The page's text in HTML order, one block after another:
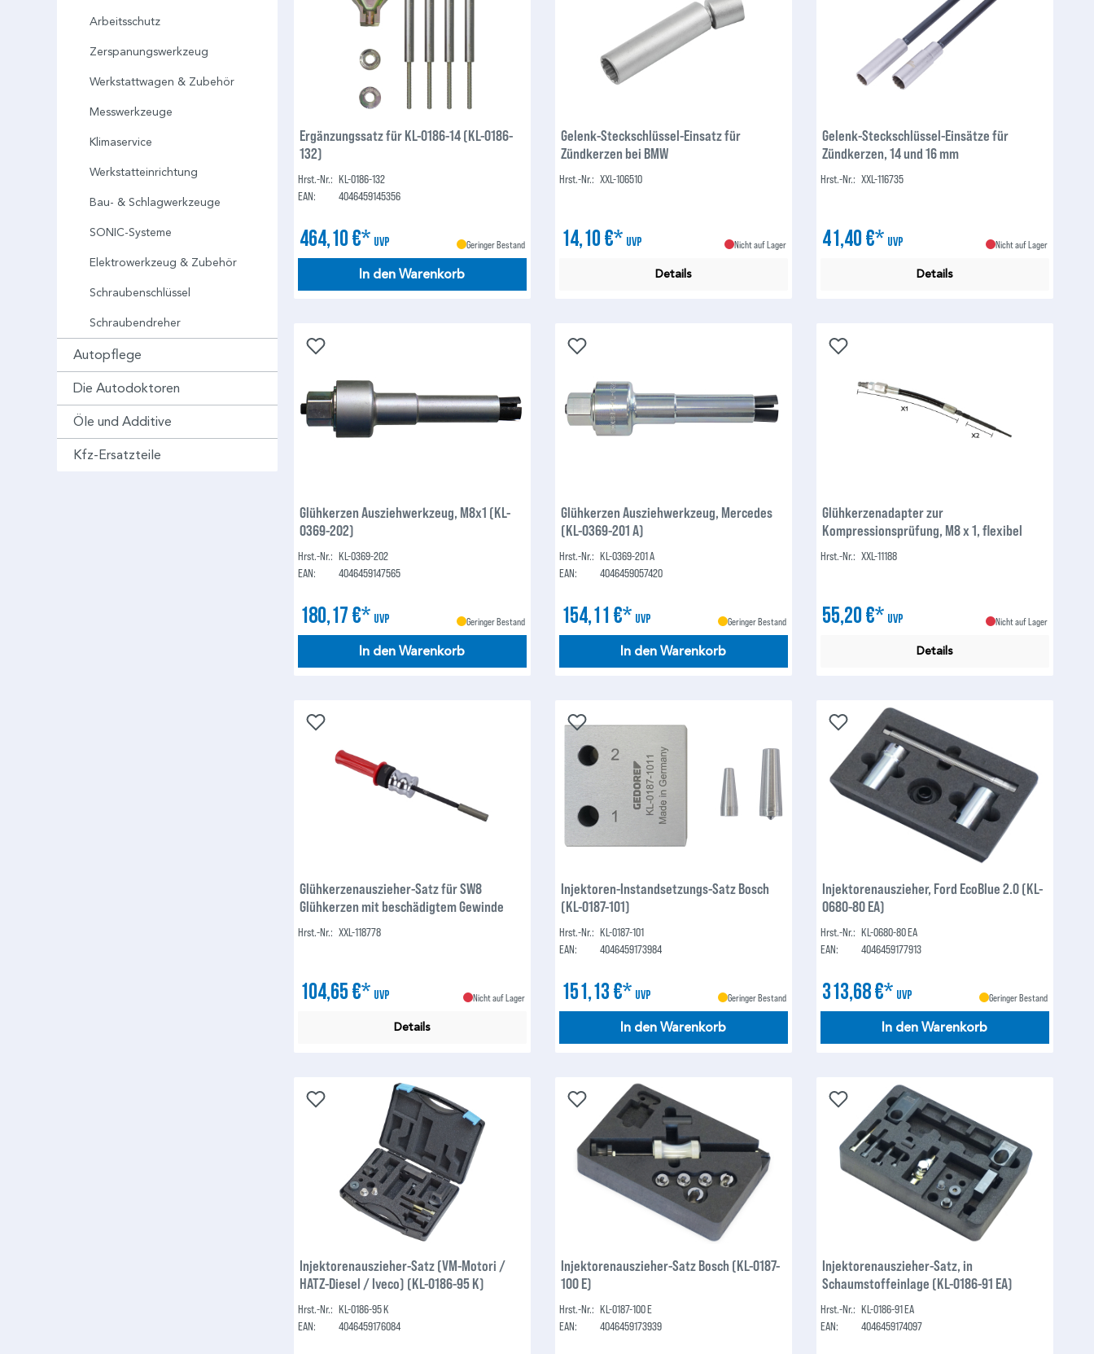
Arbeitsschutz
Zerspanungswerkzeug
Werkstattwagen & Zubehör
Messwerkzeuge
Klimaservice
Werkstatteinrichtung
Bau- & Schlagwerkzeuge
SONIC-Systeme
Elektrowerkzeug & Zubehör
Schraubenschlüssel
Schraubendreher
Autopflege
Die Autodoktoren
Öle und Additive
Kfz-Ersatzteile
Ergänzungssatz für KL-0186-14 (KL-0186-
132)
Hrst.-Nr.: KL-0186-132
EAN:
4046459145356
464,10 €* UVP Geringer Bestand
In den Warenkorb
Gelenk-Steckschlüssel-Einsatz für
Zündkerzen bei BMW
Hrst.-Nr.: XXL-106510
14,10 €* UVP Nicht auf Lager
Details
Gelenk-Steckschlüssel-Einsätze für
Zündkerzen, 14 und 16 mm
Hrst.-Nr.: XXL-116735
41,40 €* UVP Nicht auf Lager
Details
Glühkerzen Ausziehwerkzeug, M8x1 (KL-
0369-202)
Hrst.-Nr.: KL-0369-202
EAN:
4046459147565
180,17 €* UVP Geringer Bestand
In den Warenkorb
Glühkerzen Ausziehwerkzeug, Mercedes
(KL-0369-201 A)
Hrst.-Nr.: KL-0369-201 A
EAN:
4046459057420
154,11 €* UVP Geringer Bestand
In den Warenkorb
Glühkerzenadapter zur
Kompressionsprüfung, M8 x 1, flexibel
Hrst.-Nr.: XXL-11188
55,20 €* UVP Nicht auf Lager
Details
Glühkerzenauszieher-Satz für SW8
Glühkerzen mit beschädigtem Gewinde
Hrst.-Nr.: XXL-118778
104,65 €* UVP Nicht auf Lager
Details
Injektoren-Instandsetzungs-Satz Bosch
(KL-0187-101)
Hrst.-Nr.: KL-0187-101
EAN:
4046459173984
151,13 €* UVP Geringer Bestand
In den Warenkorb
Injektorenauszieher, Ford EcoBlue 2.0 (KL-
0680-80 EA)
Hrst.-Nr.: KL-0680-80 EA
EAN:
4046459177913
313,68 €* UVP Geringer Bestand
In den Warenkorb
Injektorenauszieher-Satz (VM-Motori /
HATZ-Diesel / Iveco) (KL-0186-95 K)
Hrst.-Nr.: KL-0186-95 K
EAN:
4046459176084
Injektorenauszieher-Satz Bosch (KL-0187-
100 E)
Hrst.-Nr.: KL-0187-100 E
EAN:
4046459173939
Injektorenauszieher-Satz, in
Schaumstoffeinlage (KL-0186-91 EA)
Hrst.-Nr.: KL-0186-91 EA
EAN:
4046459174097